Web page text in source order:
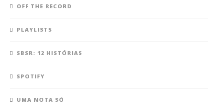
OFF THE RECORD
PLAYLISTS
SBSR: 12 HISTÓRIAS
SPOTIFY
UMA NOTA SÓ